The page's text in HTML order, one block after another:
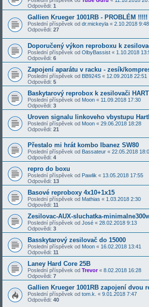
Odpovědi: 1
Gallien Krueger 1001RB - PROBLÉM !!!!!
Poslední příspěvek od dr.mickeyla « 2.10.2018 9:48
Odpovědi: 27
Doporučený výkon reproboxu k
Poslední příspěvek od OlbyBassist « 1.10.2018
Odpovědi: 6
Zapojení aparátu v racku - zesík/
Poslední příspěvek od BB924S « 12.09.2018 22:51
Odpovědi: 5
Baskytarový reprobox k zesilovači
Poslední příspěvek od Moon « 11.09.2018 17:30
Odpovědi: 3
Uroven signalu linkoveho vbystupu
Poslední příspěvek od Moon « 29.06.2018 18:28
Odpovědi: 21
Přestalo mi hrát kombo Ibanez SW80
Poslední příspěvek od Bassateur « 22.05.2018
Odpovědi: 4
repro do boxu
Poslední příspěvek od Pawlik « 13.05.2018 17:55
Odpovědi: 13
Basové reproboxy 4x10+1x15
Poslední příspěvek od Mathias « 1.03.2018 2:30
Odpovědi: 11
Zesilovac-AUX-sluchatka-
Poslední příspěvek od José « 28.02.2018 9:13
Odpovědi: 3
Basskytarový zesilovač do 15000
Poslední příspěvek od Moon « 16.02.2018 13:41
Odpovědi: 11
Laney Hard Core 25B
Poslední příspěvek od Trevor« 8.02.2018 16:28
Odpovědi: 7
Gallien Krueger 1001RB zapojení dvou
Poslední příspěvek od tom.k. « 9.01.2018 7:47
Odpovědi: 40